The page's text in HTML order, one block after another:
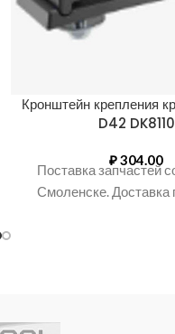
Кронштейн крепления
D42 DK8110
₽304.00
Поставка запчастей
Смоленске. Доставка